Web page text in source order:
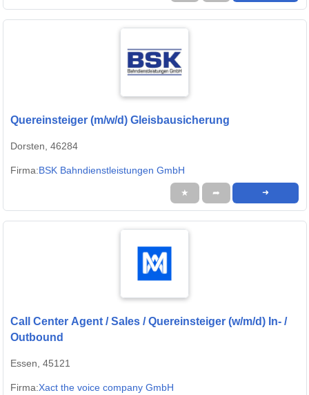
Quereinsteiger (m/w/d) Gleisbausicherung
Dorsten, 46284
Firma:BSK Bahndienstleistungen GmbH
★ ➦ ➜
Call Center Agent / Sales / Quereinsteiger (w/m/d) In- /
Outbound
Essen, 45121
Firma:Xact the voice company GmbH